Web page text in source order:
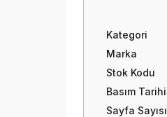
Kategori
Marka
Stok Kodu
Basım Tarihi
Sayfa Sayısı